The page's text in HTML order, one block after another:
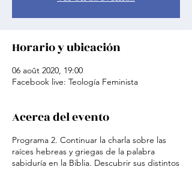
Horario y ubicación
06 août 2020, 19:00
Facebook live: Teología Feminista
Acerca del evento
Programa 2. Continuar la charla sobre las
raíces hebreas y griegas de la palabra
sabiduría en la Biblia. Descubrir sus distintos